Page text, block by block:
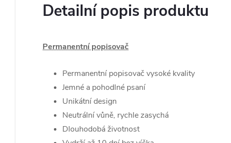
Detailní popis produktu
Permanentní popisovač
Permanentní popisovač vysoké kvality
Jemné a pohodlné psaní
Unikátní design
Neutrální vůně, rychle zasychá
Dlouhodobá životnost